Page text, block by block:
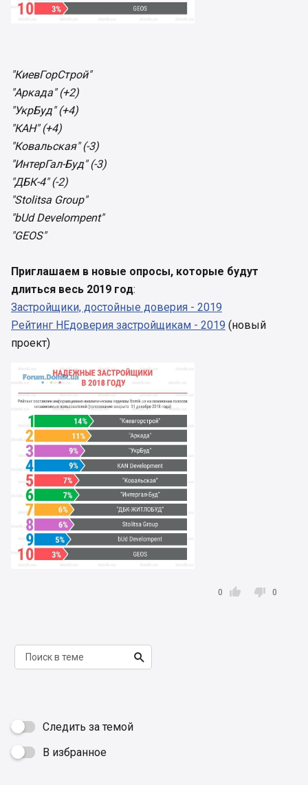
"КиевГорСтрой"
"Аркада" (+2)
"УкрБуд" (+4)
"КАН" (+4)
"Ковальская" (-3)
"ИнтерГал-Буд" (-3)
"ДБК-4" (-2)
"Stolitsa Group"
"bUd Develompent"
"GEOS"
Приглашаем в новые опросы, которые будут
длиться весь 2019 год:
Застройщики, достойные доверия - 2019
Рейтинг НЕдоверия застройщикам - 2019 (новый
проект)

0  0

Следить за темой
 В избранное